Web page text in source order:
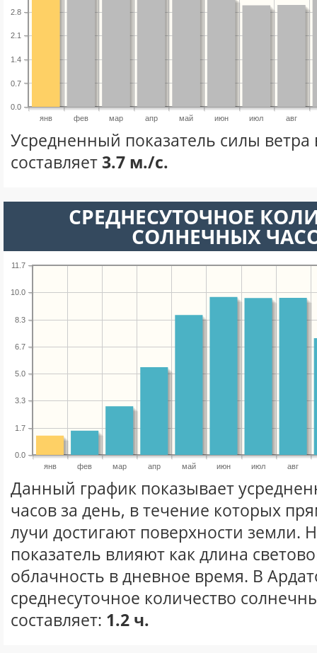
янв фев мар апр май июн июл авг
0.0
0.7
1.4
2.1
2.8
Усредненный показатель силы ветра
составляет3.7 м./с.
СРЕДНЕСУТОЧНОЕ
СОЛНЕЧНЫХ
янв фев мар апр май июн июл авг
0.0
1.7
3.3
5.0
6.7
8.3
10.0
11.7
Данный график показывает
часов за день, в течение которых
лучи достигают поверхности земли.
показатель влияют как длина
облачность в дневное время. В
среднесуточное количество
составляет: 1.2 ч.